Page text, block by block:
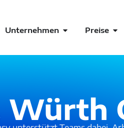
Unternehmen Preise